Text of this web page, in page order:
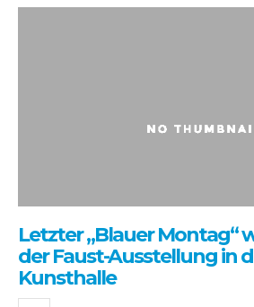
Letzter „Blauer Montag“
der Faust-Ausstellung in
Kunsthalle